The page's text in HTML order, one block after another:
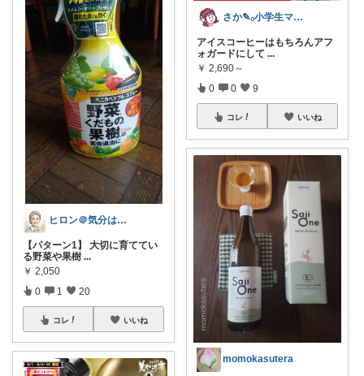
ヒロン＠気分はヤング、シニア世代
【パターン1】 大切に育ててい
る野菜や果樹 ...
￥ 2,050
0 1 20
コレ いいね
さか‎✎𓂂小学生ママを救う便利グッズ
アイスコーヒーはもちろんアフ
ォガードにして ...
￥ 2,690～
0 0 9
コレ いいね
momokasutera